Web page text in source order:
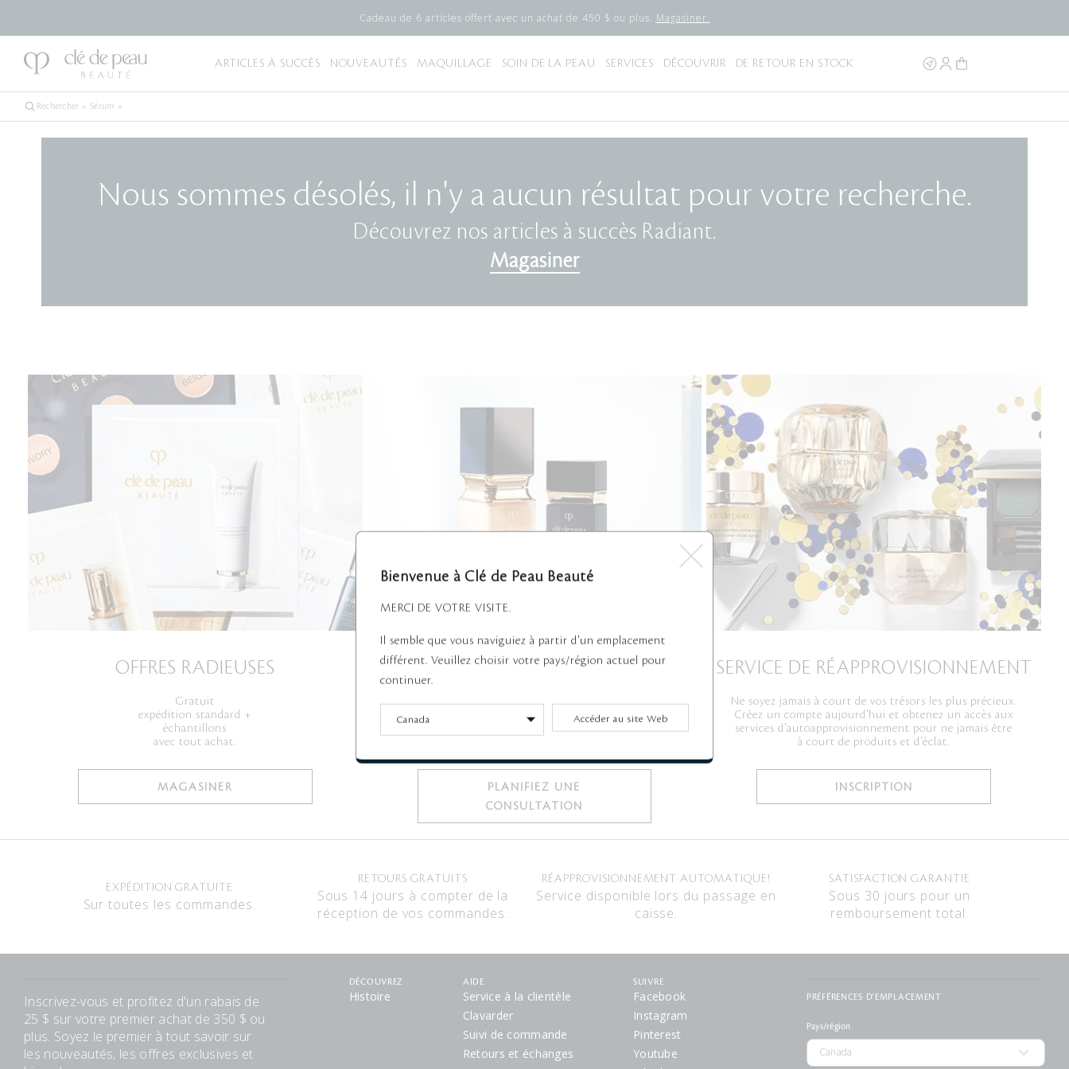
Cadeau de 6 articles offert avec un achat de 450 $ ou plus. Magasiner.
ARTICLES À SUCCÈS NOUVEAUTÉS MAQUILLAGE SOIN DE LA PEAU SERVICES DÉCOUVRIR DE RETOUR EN STOCK
Nous sommes désolés, il n'y a aucun résultat pour votre recherche.
Découvrez nos articles à succès Radiant.
Magasiner
OFFRES RADIEUSES
Gratuit
expédition standard +
échantillons
avec tout achat.
MAGASINER
EXPERTS SUR DEMANDE
Nous sommes heureux d'annoncer que
Clé de Peau Beauté offre désormais
des consultations virtuelles pour nos clients.
PLANIFIEZ UNE
CONSULTATION
SERVICE DE RÉAPPROVISIONNEMENT
Ne soyez jamais à court de vos trésors les plus précieux.
Créez un compte aujourd'hui et obtenez un accès aux
services d'autoapprovisionnement pour ne jamais être
à court de produits et d'éclat.
INSCRIPTION
EXPÉDITION GRATUITE
Sur toutes les commandes.
RETOURS GRATUITS
Sous 14 jours à compter de la
réception de vos commandes.
RÉAPPROVISIONNEMENT AUTOMATIQUE!
Service disponible lors du passage en
caisse.
SATISFACTION GARANTIE
Sous 30 jours pour un
remboursement total.
Inscrivez-vous et profitez d'un rabais de
25 $ sur votre premier achat de 350 $ ou
plus. Soyez le premier à tout savoir sur
les nouveautés, les offres exclusives et
DÉCOUVREZ
Histoire
AIDE
Service à la clientèle
Clavarder
Suivi de commande
Retours et échanges
SUIVRE
Facebook
Instagram
Pinterest
Youtube
PRÉFÉRENCES D'EMPLACEMENT
Pays/région
Bienvenue à Clé de Peau Beauté
MERCI DE VOTRE VISITE.
Il semble que vous naviguiez à partir d'un emplacement
différent. Veuillez choisir votre pays/région actuel pour
continuer.
Accéder au site Web